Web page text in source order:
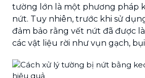
tường lớn là một phương pháp
nứt. Tuy nhiên, trước khi sử
đảm bảo rằng vết nứt đã được
các vật liệu rời như vụn gạch,